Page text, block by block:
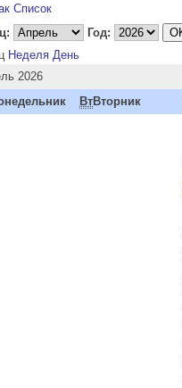
Список
Год:
Неделя День
2026
ВтВторник